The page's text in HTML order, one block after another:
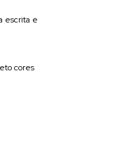
escrita e
cores